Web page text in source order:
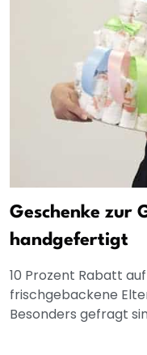
Geschenke zur
handgefertigt
10 Prozent Rabatt
frischgebackene
Besonders gefragt